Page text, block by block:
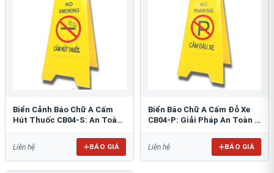
Biển Cảnh Báo Chữ A Cấm
Hút Thuốc CB04-S: An Toàn
Liên hệ BÁO GIÁ
Biển Báo Chữ A Cấm Đỗ Xe
CB04-P: Giải Pháp An Toàn &
Liên hệ BÁO GIÁ